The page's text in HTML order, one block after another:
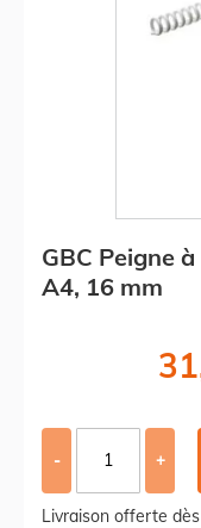
GBC Peigne
A4, 16 mm
- +
Livraison offerte dès